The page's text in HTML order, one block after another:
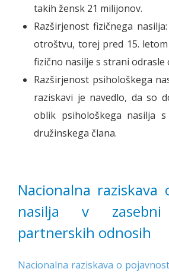
takih žensk 21 milijonov.
Razširjenost fizičnega
otroštvu, torej pred 15.
fizično nasilje s strani odrasle
Razširjenost psihološkega
raziskavi je navedlo, da so
oblik psihološkega nasilja
družinskega člana.
Nacionalna raziskava
nasilja v
partnerskih odnosih
Nacionalna raziskava o